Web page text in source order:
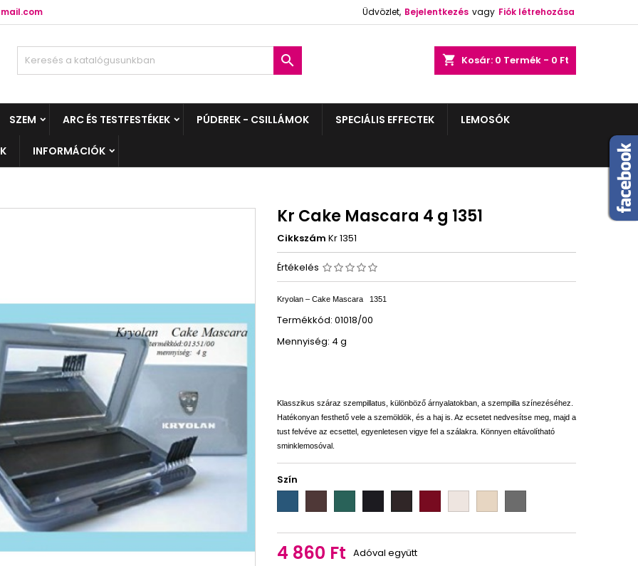
Üdvözlet, Bejelentkezés vagy Fiók létrehozása
shopping_cart Kosár: 0 Termék - 0 Ft

SZEM ARC ÉS TESTFESTÉKEK PÚDEREK - CSILLÁMOK SPECIÁLIS EFFECTEK LEMOSÓK
INFORMÁCIÓK
Kr Cake Mascara 4 g 1351
Cikkszám Kr 1351
Értékelés
Kryolan – Cake Mascara 1351
Termékkód: 01018/00
Mennyiség: 4 g
Klasszikus száraz szempillatus, különböző árnyalatokban, a szempilla színezéséhez.
Hatékonyan festhető vele a szemöldök, és a haj is. Az ecsetet nedvesítse meg, majd a
tust felvéve az ecsettel, egyenletesen vigye fel a szálakra. Könnyen eltávolítható
sminklemosóval.
Szín
brown
4 860 Ft Adóval együtt